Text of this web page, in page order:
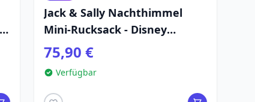
Jack & Sally Nachthimmel
Mini-Rucksack - Disney
Loungefly
75,90 €
Verfügbar